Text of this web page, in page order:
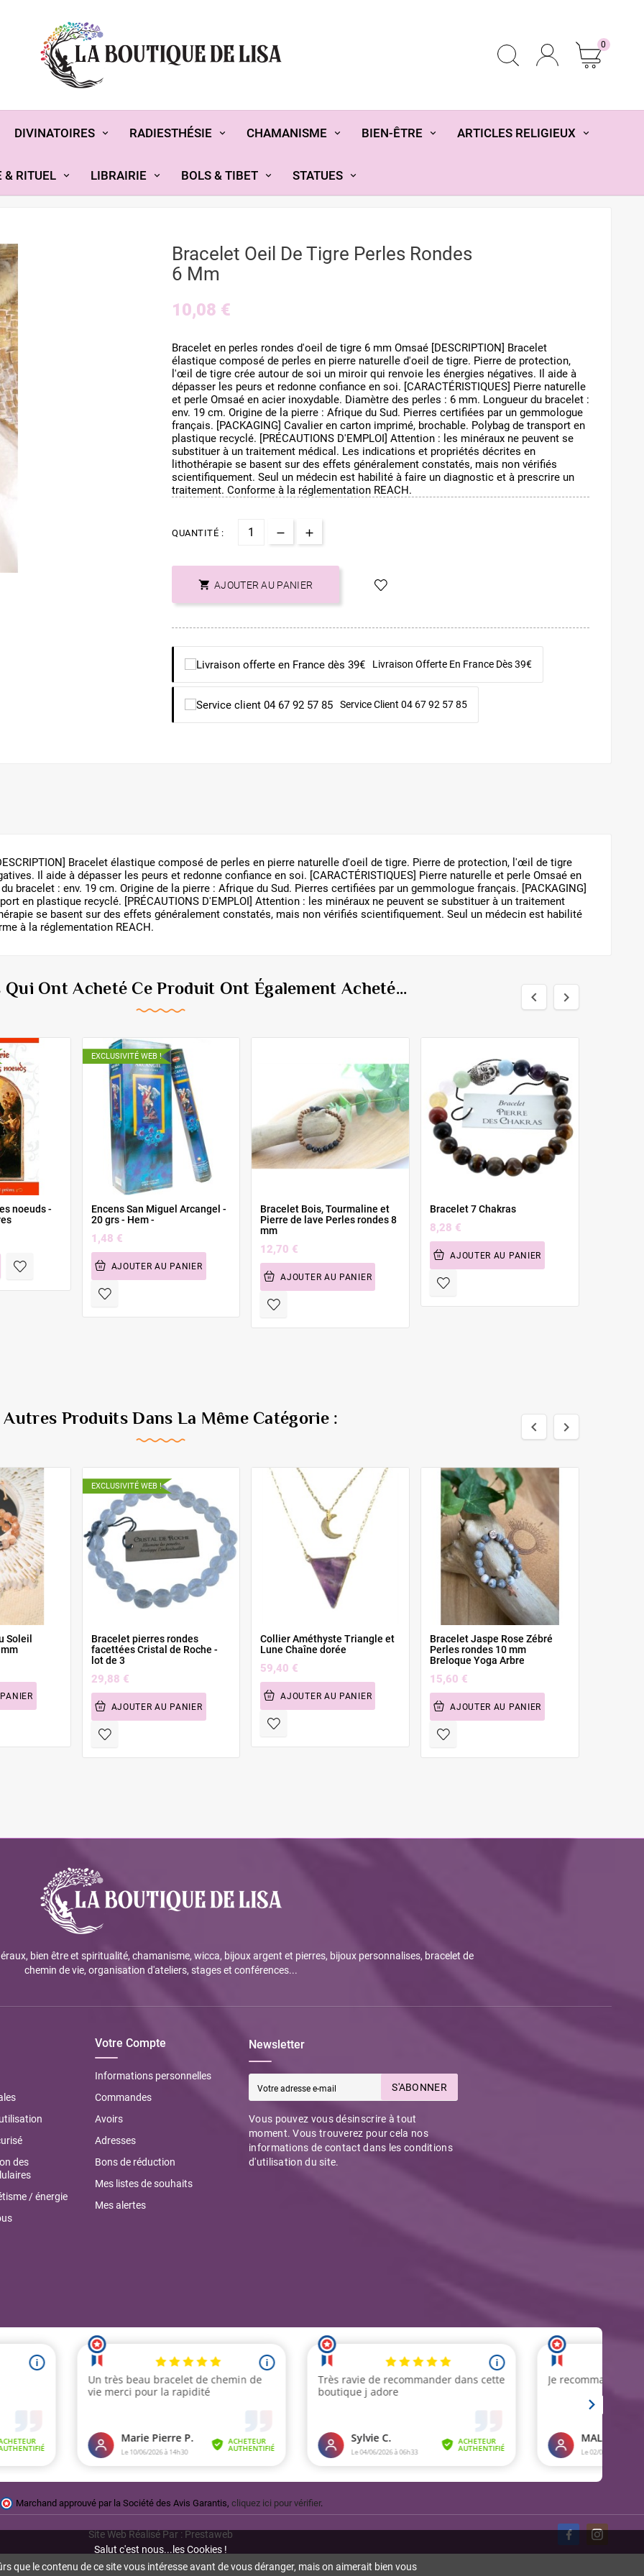
Salut c'est nous...les Cookies !
que le contenu de ce site vous intéresse avant de vous déranger, mais on aimerait bien vous
0
DIVINATOIRES RADIESTHÉSIE CHAMANISME BIEN-ÊTRE ARTICLES RELIGIEUX
& RITUEL LIBRAIRIE BOLS & TIBET STATUES
Bracelet Oeil De Tigre Perles Rondes
6 Mm
10,08 €
Bracelet en perles rondes d'oeil de tigre 6 mm Omsaé [DESCRIPTION] Bracelet
élastique composé de perles en pierre naturelle d'oeil de tigre. Pierre de protection,
l'œil de tigre crée autour de soi un miroir qui renvoie les énergies négatives. Il aide à
dépasser les peurs et redonne confiance en soi. [CARACTÉRISTIQUES] Pierre naturelle
et perle Omsaé en acier inoxydable. Diamètre des perles : 6 mm. Longueur du bracelet :
env. 19 cm. Origine de la pierre : Afrique du Sud. Pierres certifiées par un gemmologue
français. [PACKAGING] Cavalier en carton imprimé, brochable. Polybag de transport en
plastique recyclé. [PRÉCAUTIONS D'EMPLOI] Attention : les minéraux ne peuvent se
substituer à un traitement médical. Les indications et propriétés décrites en
lithothérapie se basent sur des effets généralement constatés, mais non vérifiés
scientifiquement. Seul un médecin est habilité à faire un diagnostic et à prescrire un
traitement. Conforme à la réglementation REACH.
QUANTITÉ :
 AJOUTER AU PANIER
Livraison Offerte En France Dès 39€
Service Client 04 67 92 57 85
Bracelet élastique composé de perles en pierre naturelle d'oeil de tigre. Pierre de protection, l'œil de tigre
Il aide à dépasser les peurs et redonne confiance en soi. [CARACTÉRISTIQUES] Pierre naturelle et perle Omsaé en
bracelet : env. 19 cm. Origine de la pierre : Afrique du Sud. Pierres certifiées par un gemmologue français. [PACKAGING]
en plastique recyclé. [PRÉCAUTIONS D'EMPLOI] Attention : les minéraux ne peuvent se substituer à un traitement
se basent sur des effets généralement constatés, mais non vérifiés scientifiquement. Seul un médecin est habilité
à la réglementation REACH.
Ont Acheté Ce Produit Ont Également Acheté...  
noeuds -
EXCLUSIVITÉ WEB !
Encens San Miguel Arcangel -
20 grs - Hem -
1,48 €
AJOUTER AU PANIER
Bracelet Bois, Tourmaline et
Pierre de lave Perles rondes 8
mm
12,70 €
AJOUTER AU PANIER
Bracelet 7 Chakras
8,28 €
AJOUTER AU PANIER
Autres Produits Dans La Même Catégorie :  
Soleil
EXCLUSIVITÉ WEB !
Bracelet pierres rondes
facettées Cristal de Roche -
lot de 3
29,88 €
AJOUTER AU PANIER
Collier Améthyste Triangle et
Lune Chaîne dorée
59,40 €
AJOUTER AU PANIER
Bracelet Jaspe Rose Zébré
Perles rondes 10 mm
Breloque Yoga Arbre
15,60 €
AJOUTER AU PANIER
bien être et spiritualité, chamanisme, wicca, bijoux argent et pierres, bijoux personnalises, bracelet de
chemin de vie, organisation d'ateliers, stages et conférences...
des
/ énergie
Votre Compte
Informations personnelles
Commandes
Avoirs
Adresses
Bons de réduction
Mes listes de souhaits
Mes alertes
Newsletter
S'ABONNER
Vous pouvez vous désinscrire à tout
moment. Vous trouverez pour cela nos
informations de contact dans les conditions
d'utilisation du site.
Marchand approuvé par la Société des Avis Garantis, cliquez ici pour vérifier.
Site Web Réalisé Par : Prestaweb